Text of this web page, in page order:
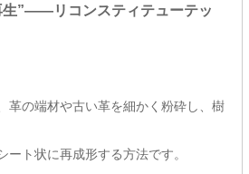
生”――リコンスティテューテッ
革の端材や古い革を細かく粉砕し、樹
ート状に再成形する方法です。